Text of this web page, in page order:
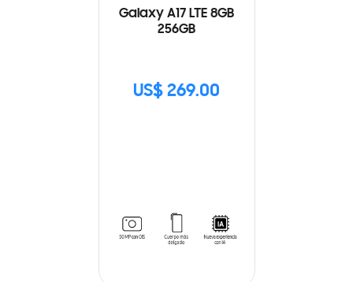
Galaxy A17 LTE 8GB
256GB
US$ 269.00